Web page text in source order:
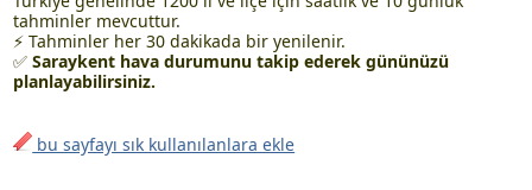
tahminler mevcuttur.
⚡ Tahminler her 30 dakikada bir yenilenir.
✅Saraykent hava durumunu takip ederek gününüzü
planlayabilirsiniz.
bu sayfayı sık kullanılanlara ekle